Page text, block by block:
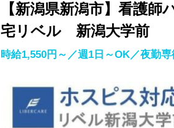
【新潟県新潟市】看護
宅リベル 新潟大学前
時給1,550円～／週1日～OK／夜勤